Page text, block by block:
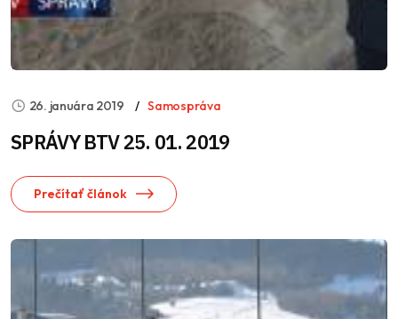
26. januára 2019 Samospráva
SPRÁVY BTV 25. 01. 2019
Prečítať článok